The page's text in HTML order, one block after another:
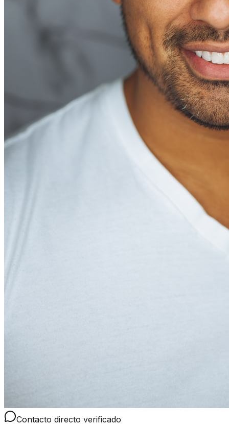
Contacto directo verificado